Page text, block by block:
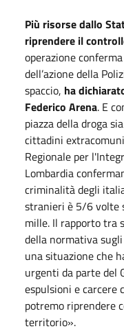
Più risorse dallo
riprendere il
operazione
dell’azione della
spaccio, ha
Federico Arena. E
piazza della droga
cittadini
Regionale per
Lombardia
criminalità degli
stranieri è 5/6 volte
mille. Il rapporto tra
della normativa
una situazione che
urgenti da parte del
espulsioni e carcere
potremo riprendere
territorio».